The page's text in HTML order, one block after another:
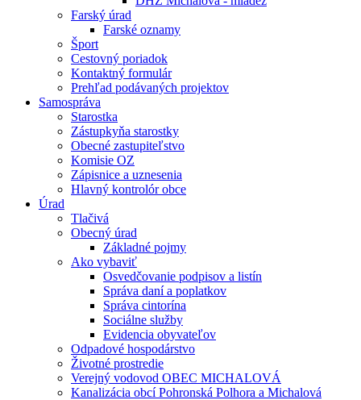
Farský úrad
Farské oznamy
Šport
Cestovný poriadok
Kontaktný formulár
Prehľad podávaných projektov
Samospráva
Starostka
Zástupkyňa starostky
Obecné zastupiteľstvo
Komisie OZ
Zápisnice a uznesenia
Hlavný kontrolór obce
Úrad
Tlačivá
Obecný úrad
Základné pojmy
Ako vybaviť
Osvedčovanie podpisov a listín
Správa daní a poplatkov
Správa cintorína
Sociálne služby
Evidencia obyvateľov
Odpadové hospodárstvo
Životné prostredie
Verejný vodovod OBEC MICHALOVÁ
Kanalizácia obcí Pohronská Polhora a Michalová